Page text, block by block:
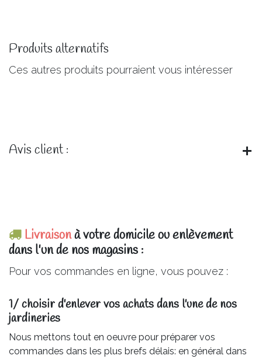
Produits alternatifs
Ces autres produits pourraient vous intéresser
Avis client :
Livraisonà votre domicile ou enlèvement
dans l'un de nos magasins :
Pour vos commandes en ligne, vous pouvez :
1/ choisir d'enlever vos achats dans l'une de nos
jardineries​
Nous mettons tout en oeuvre pour préparer vos
commandes dans les plus brefs délais: en général dans